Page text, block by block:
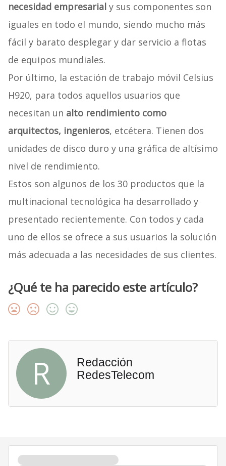
necesidad empresarialy sus componentes son
iguales en todo el mundo, siendo mucho más
fácil y barato desplegar y dar servicio a flotas
de equipos mundiales.
Por último, la estación de trabajo móvil Celsius
H920, para todos aquellos usuarios que
necesitan un alto rendimiento como
arquitectos, ingenieros, etcétera. Tienen dos
unidades de disco duro y una gráfica de altísimo
nivel de rendimiento.
Estos son algunos de los 30 productos que la
multinacional tecnológica ha desarrollado y
presentado recientemente. Con todos y cada
uno de ellos se ofrece a sus usuarios la solución
más adecuada a las necesidades de sus clientes.
¿Qué te ha parecido este artículo?
R
Redacción
RedesTelecom